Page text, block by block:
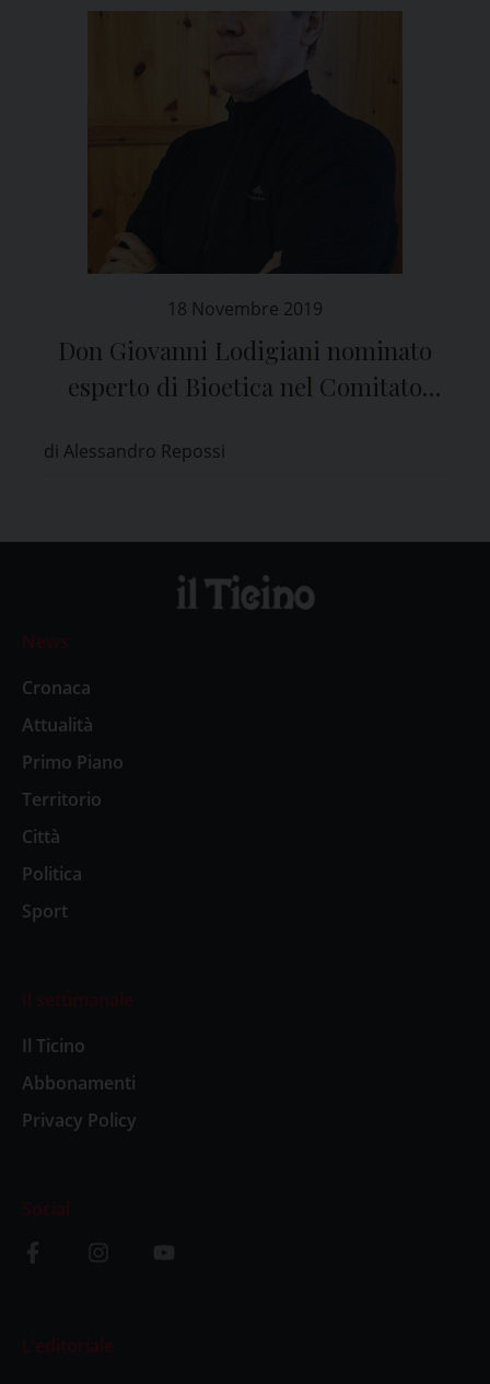
18 Novembre 2019
Don Giovanni Lodigiani nominato
esperto di Bioetica nel Comitato
di Alessandro Repossi
News
Cronaca
Attualità
Primo Piano
Territorio
Città
Politica
Sport
Il settimanale
Il Ticino
Abbonamenti
Privacy Policy
Social
L’editoriale